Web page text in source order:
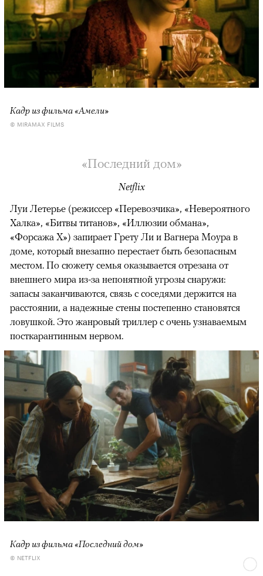
Кадр из фильма «Амели»
© MIRAMAX FILMS
«Последний дом»
Netflix
Луи Летерье (режиссер «Перевозчика», «Невероятного
Халка», «Битвы титанов», «Иллюзии обмана»,
«Форсажа X») запирает Грету Ли и Вагнера Моура в
доме, который внезапно перестает быть безопасным
местом. По сюжету семья оказывается отрезана от
внешнего мира из-за непонятной угрозы снаружи:
запасы заканчиваются, связь с соседями держится на
расстоянии, а надежные стены постепенно становятся
ловушкой. Это жанровый триллер с очень узнаваемым
посткарантинным нервом.
Кадр из фильма «Последний дом»
© NETFLIX